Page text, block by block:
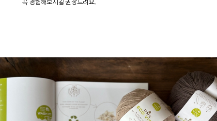
꼭 경험해보시길 권장드려요.